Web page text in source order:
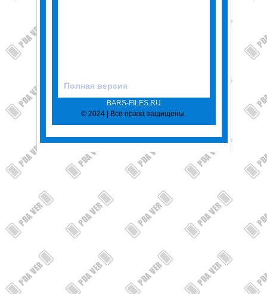
Полная версия
BARS-FILES.RU
© 2024 | Все права защищены.